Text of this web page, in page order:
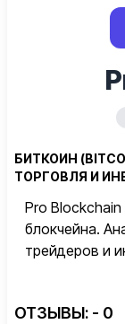
БИТКОИН
ТОРГОВЛЯ И
Pro
блокчейна.
трейдеров и
ОТЗЫВЫ: - 0